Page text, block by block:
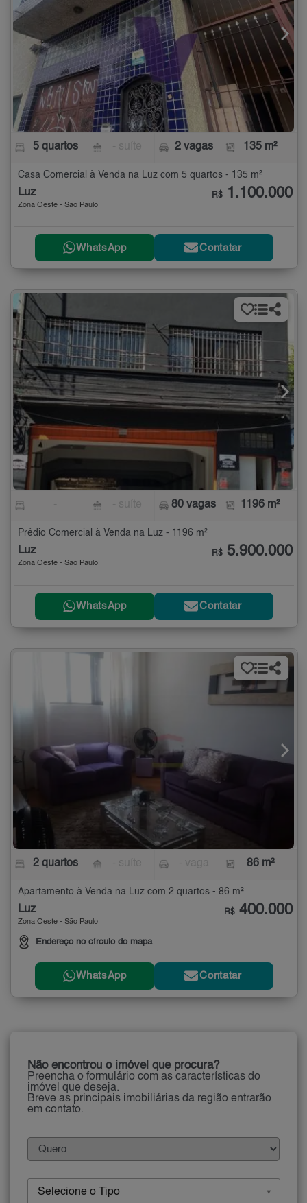
5 quartos 2 vagas 135 m²
Casa Comercial à Venda na Luz com 5 quartos - 135 m²
Luz
Zona Oeste - São Paulo
R$ 1.100.000
WhatsApp Contatar
80 vagas 1196 m²
Prédio Comercial à Venda na Luz - 1196 m²
Luz
Zona Oeste - São Paulo
R$ 5.900.000
WhatsApp Contatar
2 quartos 86 m²
Apartamento à Venda na Luz com 2 quartos - 86 m²
Luz
Zona Oeste - São Paulo
Endereço no círculo do mapa
R$ 400.000
WhatsApp Contatar
Não encontrou o imóvel que procura?
Preencha o formulário com as características do
imóvel que deseja.
Breve as principais imobiliárias da região entrarão
em contato.
Selecione o Tipo